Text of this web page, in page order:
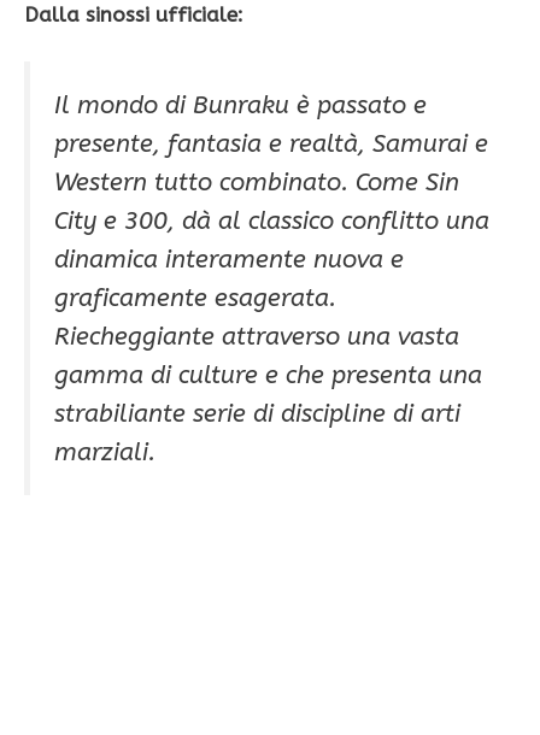
Dalla sinossi ufficiale:
Il mondo di Bunraku è passato e
presente, fantasia e realtà, Samurai e
Western tutto combinato. Come Sin
City e 300, dà al classico conflitto una
dinamica interamente nuova e
graficamente esagerata.
Riecheggiante attraverso una vasta
gamma di culture e che presenta una
strabiliante serie di discipline di arti
marziali.